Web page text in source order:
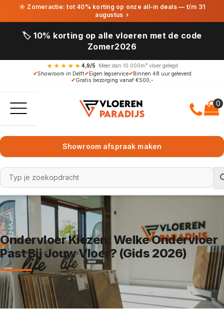
☀ Zomeractie: tot 40% korting op onze all-in deals — t/m 31
augustus ›
🏷️ 10% korting op alle vloeren met de code
Zomer2026
★★★★★ 4,9/5· Meer dan 10.000m² vloer gelegd
✔Showroom in Delft✔Eigen legservice✔Binnen 48 uur geleverd
✔Gratis bezorging vanaf €500,-
Showroom afspraak maken
Ondervloer Kiezen: Welke Ondervloer
Past Bij Jouw Vloer? (Gids 2026)